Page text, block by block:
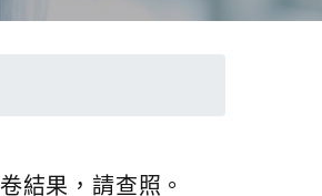
結果，請查照。